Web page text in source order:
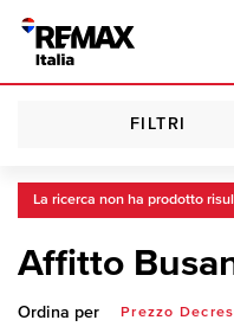
FILTRI
La ricerca non ha prodotto
Affitto
Ordina per